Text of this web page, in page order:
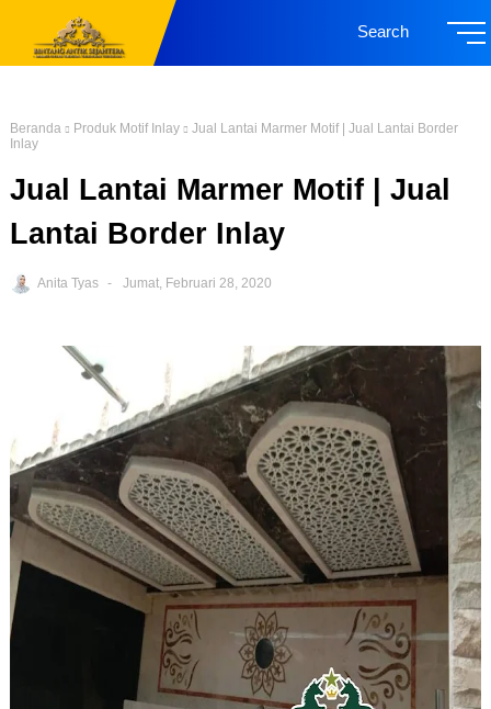
Search
Beranda Produk Motif Inlay
Jual Lantai Marmer Motif | Jual Lantai Border
Inlay
Jual Lantai Marmer Motif | Jual
Lantai Border Inlay
Anita Tyas Jumat, Februari 28, 2020